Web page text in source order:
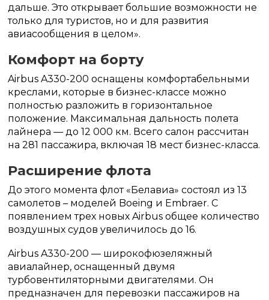
дальше. Это открывает большие возможности не
только для туристов, но и для развития
авиасообщения в целом».
Комфорт на борту
Airbus A330-200 оснащены комфортабельными
креслами, которые в бизнес-классе можно
полностью разложить в горизонтальное
положение. Максимальная дальность полета
лайнера — до 12 000 км. Всего салон рассчитан
на 281 пассажира, включая 18 мест бизнес-класса.
Расширение флота
До этого момента флот «Белавиа» состоял из 13
самолетов – моделей Boeing и Embraer. С
появлением трех новых Airbus общее количество
воздушных судов увеличилось до 16.
Airbus A330-200 — широкофюзеляжный
авиалайнер, оснащенный двумя
турбовентиляторными двигателями. Он
предназначен для перевозки пассажиров на